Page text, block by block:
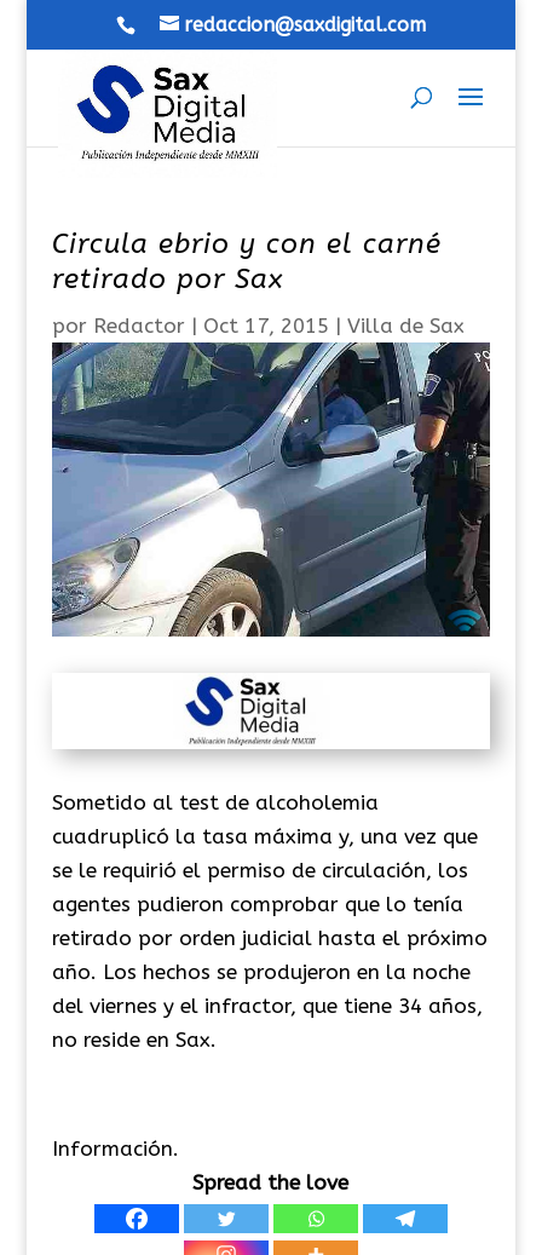
redaccion@saxdigital.com
Circula ebrio y con el carné
retirado por Sax
por Redactor| Oct 17, 2015 | Villa de Sax
Sometido al test de alcoholemia
cuadruplicó la tasa máxima y, una vez que
se le requirió el permiso de circulación, los
agentes pudieron comprobar que lo tenía
retirado por orden judicial hasta el próximo
año. Los hechos se produjeron en la noche
del viernes y el infractor, que tiene 34 años,
no reside en Sax.
Información.
Spread the love